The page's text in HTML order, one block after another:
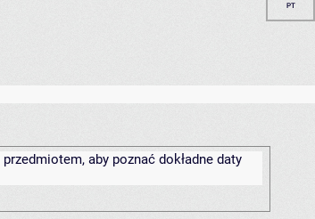
PT
aby poznać dokładne daty